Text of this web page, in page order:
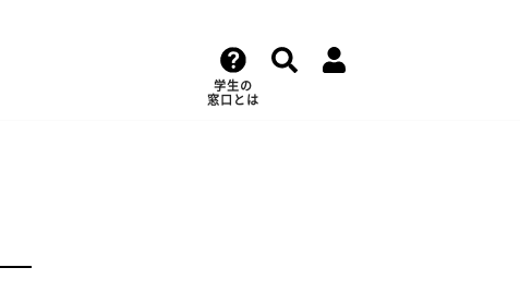
学生の
窓口とは